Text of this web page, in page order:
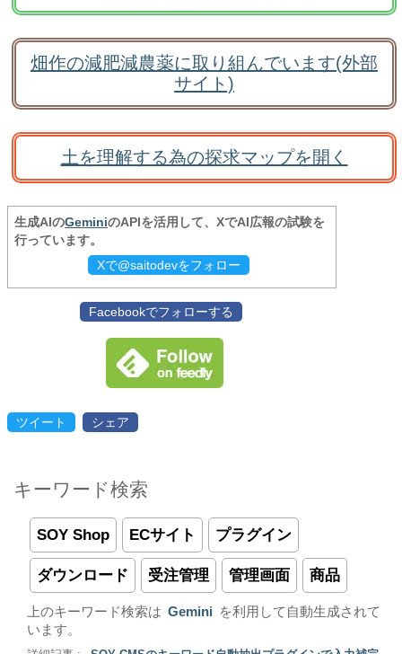
畑作の減肥減農薬に取り組んでいます(外部
サイト)
土を理解する為の探求マップを開く
生成AIのGeminiのAPIを活用して、XでAI広報の試験を
行っています。
Xで@saitodevをフォロー
Facebookでフォローする
ツイート シェア
キーワード検索
SOY Shop ECサイト プラグイン
ダウンロード 受注管理 管理画面 商品
上のキーワード検索は Gemini
を利用して自動生成されて
います。